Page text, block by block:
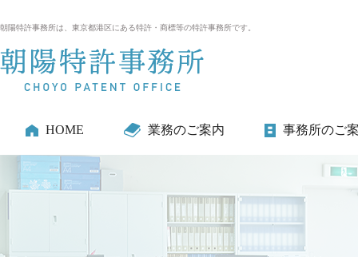
朝陽特許事務所は、東京都港区にある特許・商標等の特許事務所です。
HOME 業務のご案内 事務所のご